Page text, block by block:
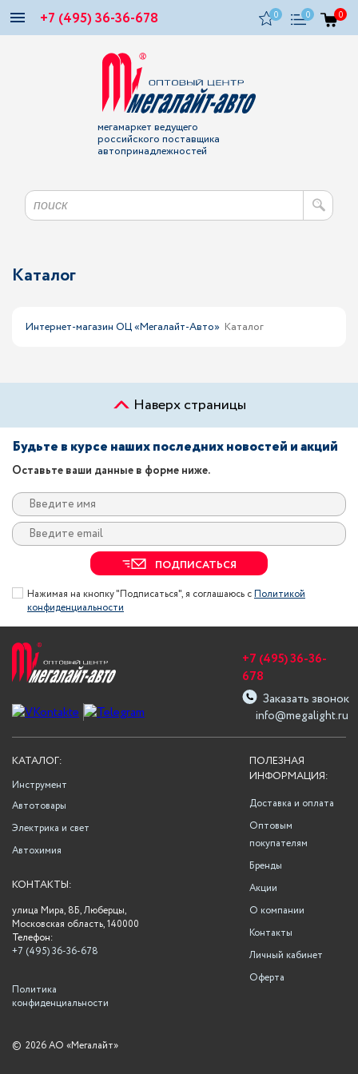
+7 (495) 36-36-678 0 0 0
мегамаркет ведущего
российского поставщика
автопринадлежностей
Каталог
Интернет-магазин ОЦ «Мегалайт-Авто» Каталог
Наверх страницы
Будьте в курсе наших последних новостей и акций
Оставьте ваши данные в форме ниже.
ПОДПИСАТЬСЯ
Нажимая на кнопку "Подписаться", я соглашаюсь сПолитикой
конфиденциальности
info@megalight.ru
+7 (495) 36-36-
678
Заказать звонок
ПОЛЕЗНАЯ
ИНФОРМАЦИЯ:
Доставка и оплата
Оптовым
покупателям
Бренды
Акции
О компании
Контакты
Личный кабинет
Оферта
КАТАЛОГ:
Инструмент
Автотовары
Электрика и свет
Автохимия
КОНТАКТЫ:
улица Мира, 8Б, Люберцы,
Московская область, 140000
Телефон:
+7 (495) 36-36-678
Политика
конфиденциальности
© 2026 АО «Мегалайт»